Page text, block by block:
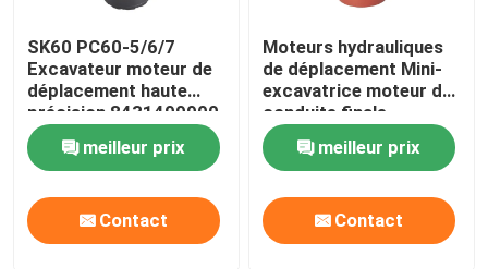
Demandez un devis
Excavatrice Moteur de voyage
Excavatrice Pompe hydrolique
Excavatrice Moteur de rotation
SK60 PC60-5/6/7
Excavateur moteur de
déplacement haute
précision 8431499900
moteur de marche
meilleur prix
Contact
Moteurs hydrauliques
de déplacement Mini-
excavatrice moteur de
conduite finale
meilleur prix
Contact